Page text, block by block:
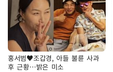
홍서범♥조갑경, 아들 불륜 사과
후 근황…밝은 미소